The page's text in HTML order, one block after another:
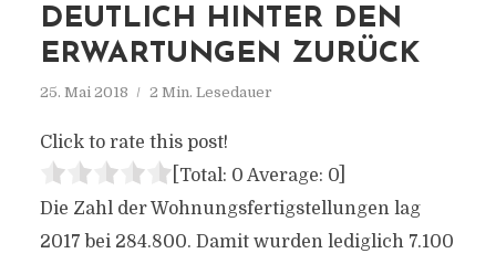
DEUTLICH HINTER DEN
ERWARTUNGEN ZURÜCK
25. Mai 2018 2 Min. Lesedauer
Click to rate this post!
[Total: 0 Average: 0]
Die Zahl der Wohnungsfertigstellungen lag
2017 bei 284.800. Damit wurden lediglich 7.100